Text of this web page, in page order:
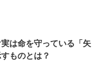
は命を守っている「矢
ものとは？